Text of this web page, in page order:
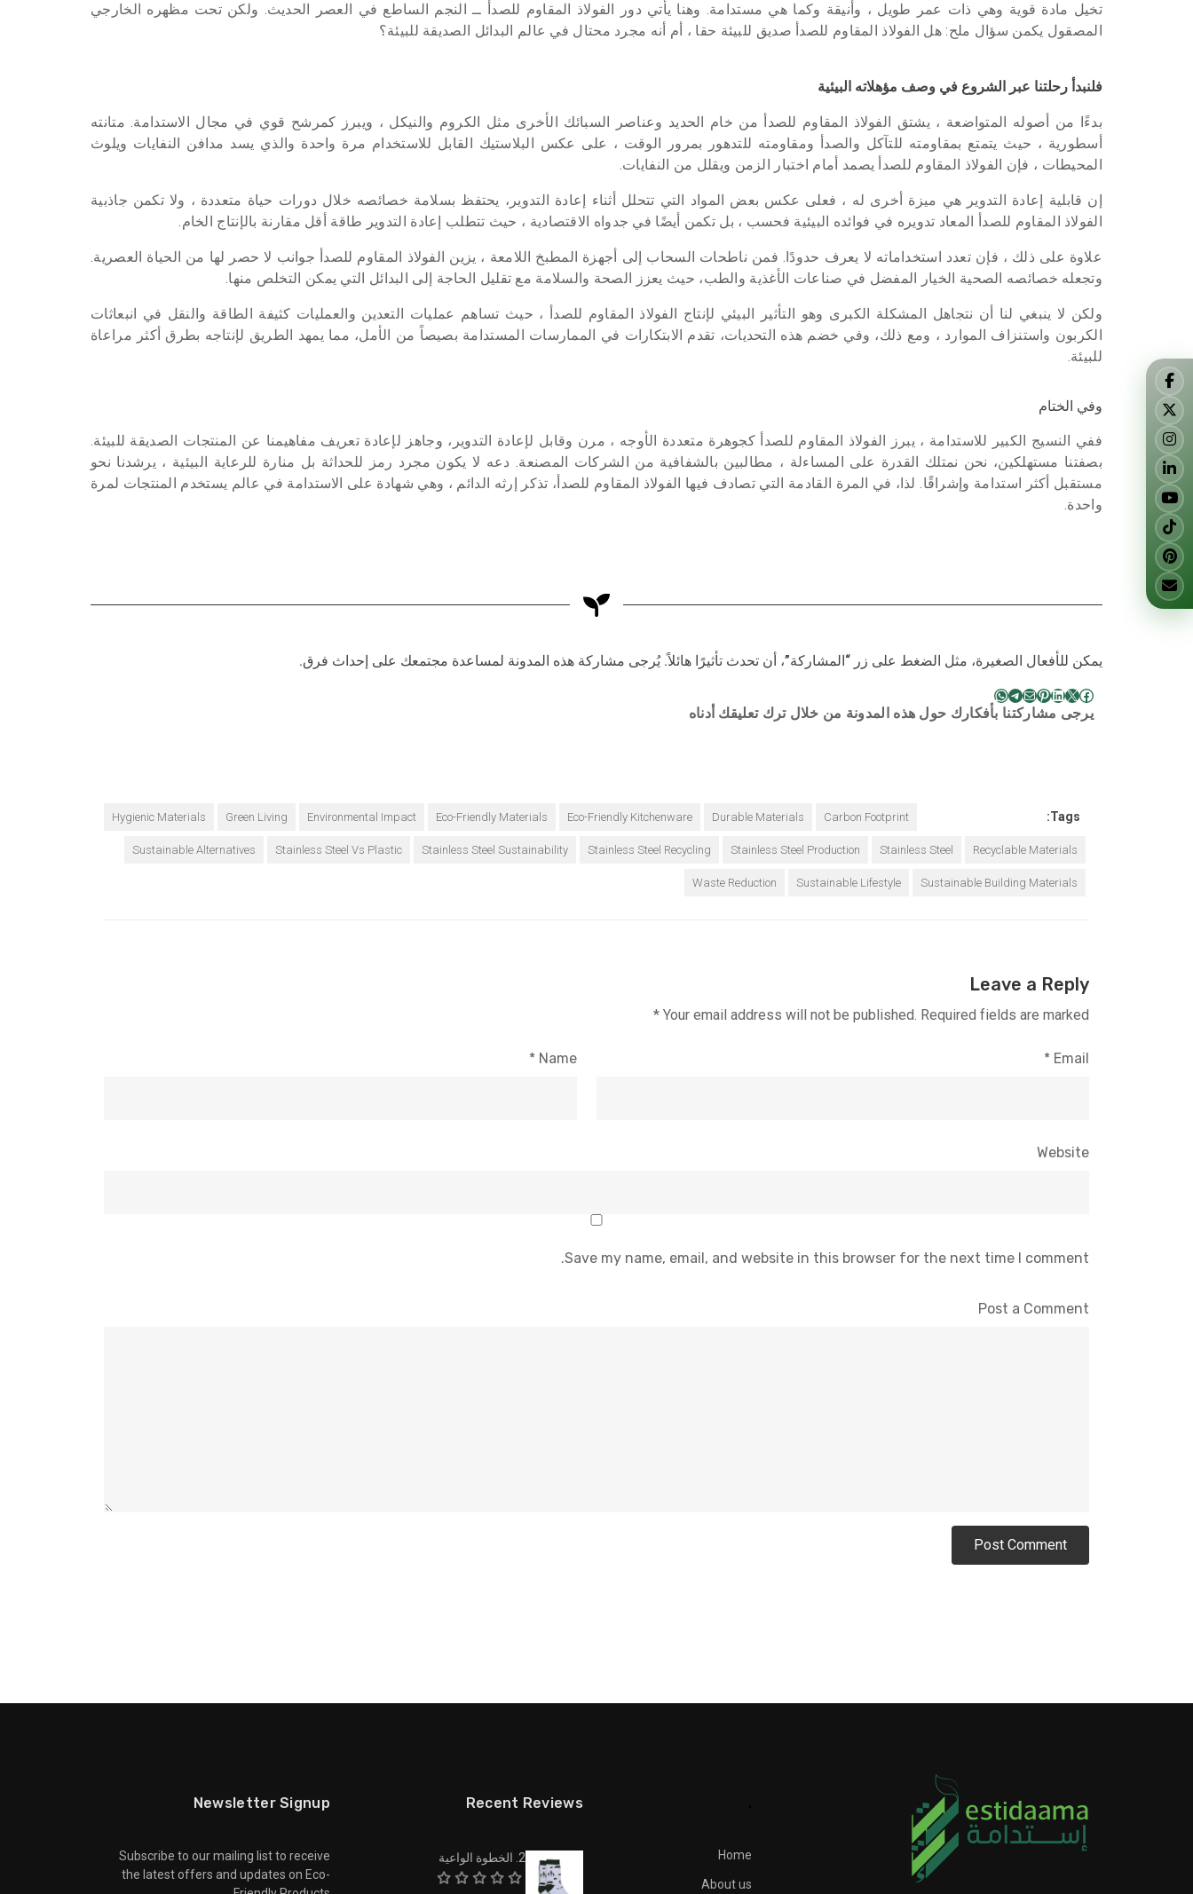
تخيل مادة قوية وهي ذات عمر طويل ، وأنيقة وكما هي مستدامة. وهنا يأتي دور الفولاذ المقاوم للصدأ ــ النجم الساطع في العصر الحديث. ولكن تحت مظهره الخارجي
المصقول يكمن سؤال ملح: هل الفولاذ المقاوم للصدأ صديق للبيئة حقا ، أم أنه مجرد محتال في عالم البدائل الصديقة للبيئة؟
فلنبدأ رحلتنا عبر الشروع في وصف مؤهلاته البيئية
بدءًا من أصوله المتواضعة ، يشتق الفولاذ المقاوم للصدأ من خام الحديد وعناصر السبائك الأخرى مثل الكروم والنيكل ، ويبرز كمرشح قوي في مجال الاستدامة. متانته
أسطورية ، حيث يتمتع بمقاومته للتآكل والصدأ ومقاومته للتدهور بمرور الوقت ، على عكس البلاستيك القابل للاستخدام مرة واحدة والذي يسد مدافن النفايات ويلوث
المحيطات ، فإن الفولاذ المقاوم للصدأ يصمد أمام اختبار الزمن ويقلل من النفايات.
إن قابلية إعادة التدوير هي ميزة أخرى له ، فعلى عكس بعض المواد التي تتحلل أثناء إعادة التدوير، يحتفظ بسلامة خصائصه خلال دورات حياة متعددة ، ولا تكمن جاذبية
الفولاذ المقاوم للصدأ المعاد تدويره في فوائده البيئية فحسب ، بل تكمن أيضًا في جدواه الاقتصادية ، حيث تتطلب إعادة التدوير طاقة أقل مقارنة بالإنتاج الخام.
علاوة على ذلك ، فإن تعدد استخداماته لا يعرف حدودًا. فمن ناطحات السحاب إلى أجهزة المطبخ اللامعة ، يزين الفولاذ المقاوم للصدأ جوانب لا حصر لها من الحياة العصرية.
وتجعله خصائصه الصحية الخيار المفضل في صناعات الأغذية والطب، حيث يعزز الصحة والسلامة مع تقليل الحاجة إلى البدائل التي يمكن التخلص منها.
ولكن لا ينبغي لنا أن نتجاهل المشكلة الكبرى وهو التأثير البيئي لإنتاج الفولاذ المقاوم للصدأ ، حيث تساهم عمليات التعدين والعمليات كثيفة الطاقة والنقل في انبعاثات
الكربون واستنزاف الموارد ، ومع ذلك، وفي خضم هذه التحديات، تقدم الابتكارات في الممارسات المستدامة بصيصاً من الأمل، مما يمهد الطريق لإنتاجه بطرق أكثر مراعاة
للبيئة.
وفي الختام
ففي النسيج الكبير للاستدامة ، يبرز الفولاذ المقاوم للصدأ كجوهرة متعددة الأوجه ، مرن وقابل لإعادة التدوير، وجاهز لإعادة تعريف مفاهيمنا عن المنتجات الصديقة للبيئة.
بصفتنا مستهلكين، نحن نمتلك القدرة على المساءلة ، مطالبين بالشفافية من الشركات المصنعة. دعه لا يكون مجرد رمز للحداثة بل منارة للرعاية البيئية ، يرشدنا نحو
مستقبل أكثر استدامة وإشراقًا. لذا، في المرة القادمة التي تصادف فيها الفولاذ المقاوم للصدأ، تذكر إرثه الدائم ، وهي شهادة على الاستدامة في عالم يستخدم المنتجات لمرة
واحدة.
يمكن للأفعال الصغيرة، مثل الضغط على زر “المشاركة”، أن تحدث تأثيرًا هائلاً. يُرجى مشاركة هذه المدونة لمساعدة مجتمعك على إحداث فرق.
Facebook
X
LinkedIn
Pinterest
Mail
Telegram
WhatsApp
يرجى مشاركتنا بأفكارك حول هذه المدونة من خلال ترك تعليقك أدناه
Tags:
Carbon Footprint
Durable Materials
Eco-Friendly Kitchenware
Eco-Friendly Materials
Environmental Impact
Green Living
Hygienic Materials
Recyclable Materials
Stainless Steel
Stainless Steel Production
Stainless Steel Recycling
Stainless Steel Sustainability
Stainless Steel Vs Plastic
Sustainable Alternatives
Sustainable Building Materials
Sustainable Lifestyle
Waste Reduction
Leave a Reply
Your email address will not be published. Required fields are marked
*
Name
* Email
*
Website
Save my name, email, and website in this browser for the next time I comment.
Post a Comment
Home
About us
Recent Reviews
2. الخطوة الواعية
Newsletter Signup
Subscribe to our mailing list to receive
the latest offers and updates on Eco-